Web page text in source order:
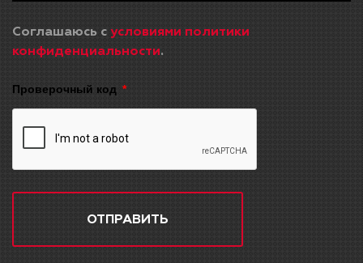
Соглашаюсь с условиями политики
конфиденциальности.
Проверочный код
ОТПРАВИТЬ